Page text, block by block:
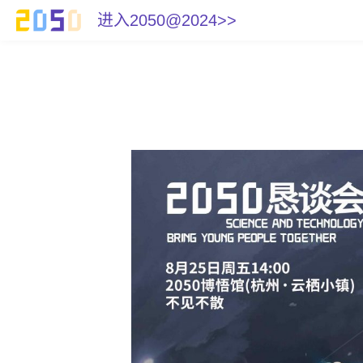
进入2050@2024>>